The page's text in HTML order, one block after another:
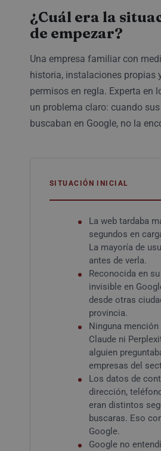
¿Cuál era la
de empezar?
Una empresa familiar con
historia, instalaciones propias
permisos en regla. Experta en
un problema claro: cuando
buscaban en Google, no la
SITUACIÓN INICIAL
La web tardaba
segundos en
La mayoría de
antes de verla.
Reconocida en
invisible en
desde otras
provincia.
Ninguna mención
Claude ni
alguien
empresas del
Los datos de
dirección,
eran distintos
buscaras. Eso
Google.
Google no